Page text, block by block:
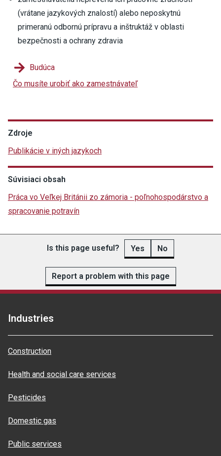
(vrátane jazykových znalostí) alebo neposkytnú
primeranú odbornú prípravu a inštruktáž v oblasti
bezpečnosti a ochrany zdravia
Budúca
Čo musíte urobiť ako zamestnávateľ
Zdroje
Publikácie v iných jazykoch
Súvisiaci obsah
Práca vo Veľkej Británii zo zámoria - poľnohospodárstvo a
spracovanie potravín
Is this page useful? Yes No
Report a problem with this page
Industries
Construction
Health and social care services
Pesticides
Domestic gas
Public services